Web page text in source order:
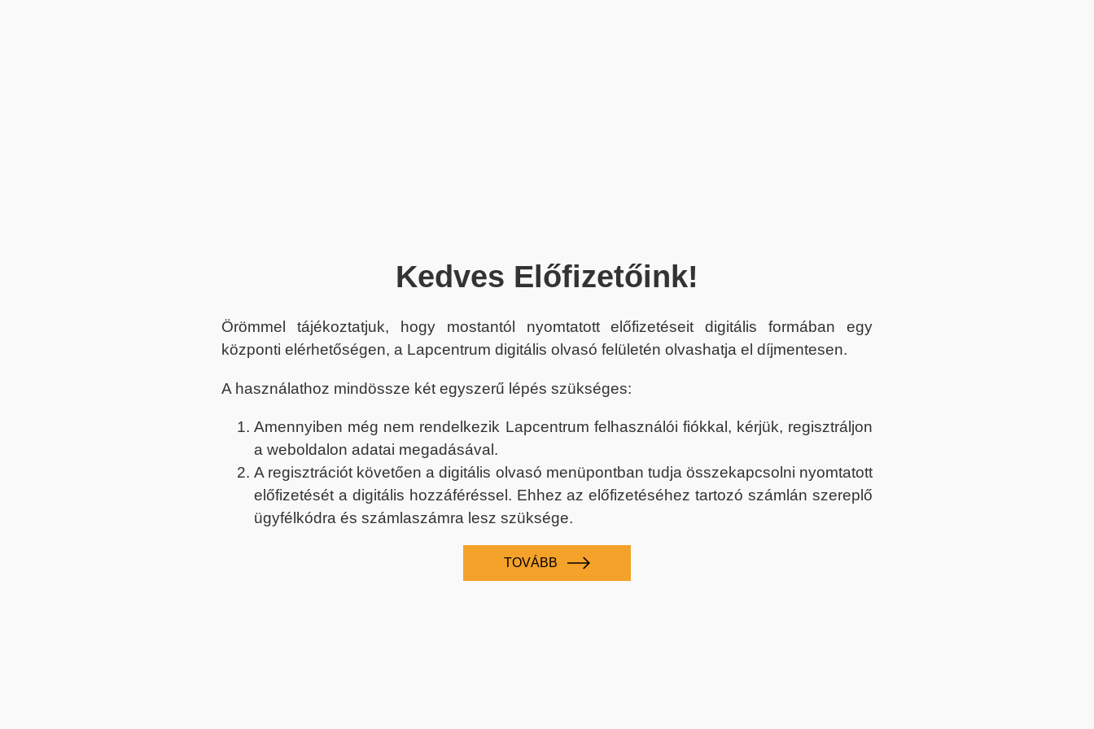
Kedves Előfizetőink!
Örömmel tájékoztatjuk, hogy mostantól nyomtatott előfizetéseit digitális formában egy
központi elérhetőségen, a Lapcentrum digitális olvasó felületén olvashatja el díjmentesen.
A használathoz mindössze két egyszerű lépés szükséges:
Amennyiben még nem rendelkezik Lapcentrum felhasználói fiókkal, kérjük, regisztráljon
a weboldalon adatai megadásával.
A regisztrációt követően a digitális olvasó menüpontban tudja összekapcsolni nyomtatott
előfizetését a digitális hozzáféréssel. Ehhez az előfizetéséhez tartozó számlán szereplő
ügyfélkódra és számlaszámra lesz szüksége.
TOVÁBB